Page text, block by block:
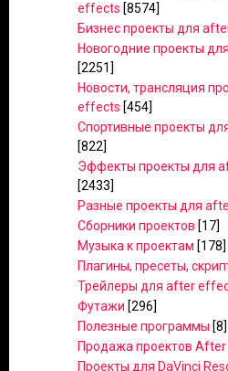
effects [8574]
Бизнес проекты для
Новогодние проекты
[2251]
Новости, трансляция
effects [454]
Спортивные проекты
[822]
Эффекты проекты для
[2433]
Разные проекты для
Сборники проектов [17]
Музыка к проектам [178]
Плагины, пресеты,
Трейлеры для after
Футажи [296]
Полезные программы [8]
Продажа проектов
Проекты для DaVinci